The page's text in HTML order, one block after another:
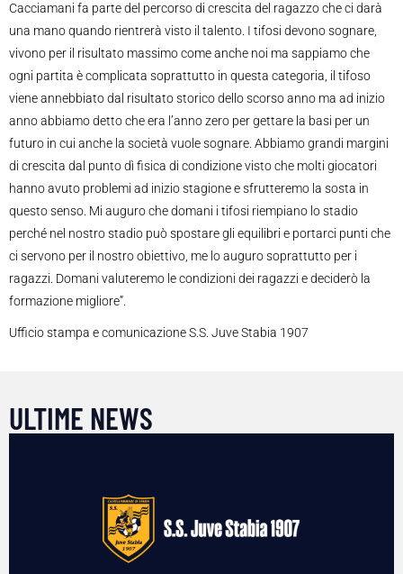
Cacciamani fa parte del percorso di crescita del ragazzo che ci darà
una mano quando rientrerà visto il talento. I tifosi devono sognare,
vivono per il risultato massimo come anche noi ma sappiamo che
ogni partita è complicata soprattutto in questa categoria, il tifoso
viene annebbiato dal risultato storico dello scorso anno ma ad inizio
anno abbiamo detto che era l’anno zero per gettare la basi per un
futuro in cui anche la società vuole sognare. Abbiamo grandi margini
di crescita dal punto dì fisica di condizione visto che molti giocatori
hanno avuto problemi ad inizio stagione e sfrutteremo la sosta in
questo senso. Mi auguro che domani i tifosi riempiano lo stadio
perché nel nostro stadio può spostare gli equilibri e portarci punti che
ci servono per il nostro obiettivo, me lo auguro soprattutto per i
ragazzi. Domani valuteremo le condizioni dei ragazzi e deciderò la
formazione migliore”.
Ufficio stampa e comunicazione S.S. Juve Stabia 1907
ULTIME NEWS